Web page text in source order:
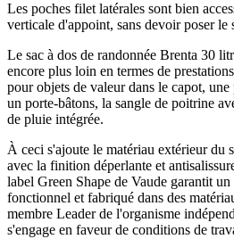
Les poches filet latérales sont bien
verticale d'appoint, sans devoir poser le
Le sac à dos de randonnée Brenta 30
encore plus loin en termes de
pour objets de valeur dans le capot,
un porte-bâtons, la sangle de poitrine
de pluie intégrée.
À ceci s'ajoute le matériau extérieur du
avec la finition déperlante et
label Green Shape de Vaude garantit
fonctionnel et fabriqué dans des
membre Leader de l'organisme
s'engage en faveur de conditions de